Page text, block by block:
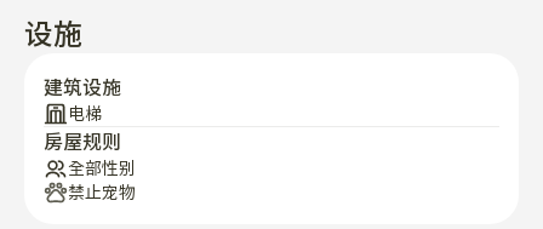
风扇（夏季），加热垫（冬季），门锁，燃气灶，微波
棒，电水壶，衣橱，鞋架
🏡如何使用
- 入住是非面对面的，我将在检查合同后给你发送消息。
设施
建筑设施
电梯
房屋规则
全部性别
禁止宠物